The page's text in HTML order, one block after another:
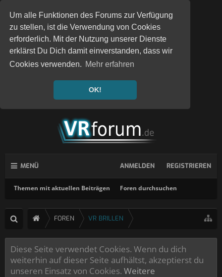
Um alle Funktionen des Forums zur Verfügung
zu stellen, ist die Verwendung von Cookies
erforderlich. Mit der Nutzung unserer Dienste
erklärst Du Dich damit einverstanden, dass wir
Cookies verwenden. Mehr erfahren
OK!
MENÜ
Themen mit aktuellen Beiträgen Foren durchsuchen
ANMELDEN REGISTRIEREN
FOREN VR BRILLEN
Diese Seite verwendet Cookies. Wenn du dich
weiterhin auf dieser Seite aufhältst, akzeptierst du
unseren Einsatz von Cookies. Weitere